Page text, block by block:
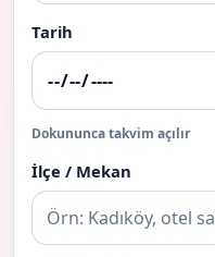
Tarih
Dokununca takvim açılır
İlçe / Mekan